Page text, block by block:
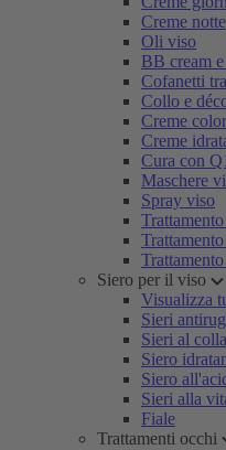
Creme notte
Oli viso
BB cream
Cofanetti
Collo e
Creme
Creme
Cura con
Maschere
Spray viso
Siero per il viso
Visualizza
Sieri
Sieri al
Siero
Siero
Sieri alla
Fiale
Trattamenti occhi